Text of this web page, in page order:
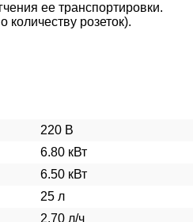
ее транспортировки.
количеству розеток).
220 В
6.80 кВт
6.50 кВт
25 л
2.70 л/ч